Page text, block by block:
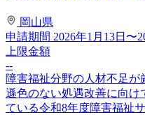
岡山県
申請期間 2026年1月13日〜
上限金額
--
障害福祉分野の人材不足が
遜色のない処遇改善に向
ている令和8年度障害福祉